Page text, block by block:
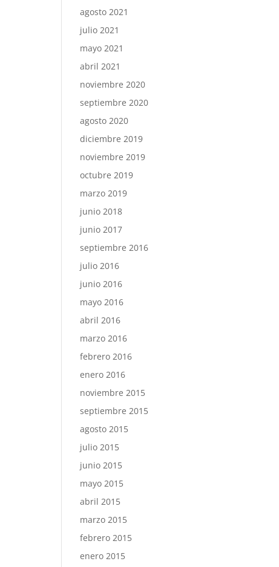
agosto 2021
julio 2021
mayo 2021
abril 2021
noviembre 2020
septiembre 2020
agosto 2020
diciembre 2019
noviembre 2019
octubre 2019
marzo 2019
junio 2018
junio 2017
septiembre 2016
julio 2016
junio 2016
mayo 2016
abril 2016
marzo 2016
febrero 2016
enero 2016
noviembre 2015
septiembre 2015
agosto 2015
julio 2015
junio 2015
mayo 2015
abril 2015
marzo 2015
febrero 2015
enero 2015